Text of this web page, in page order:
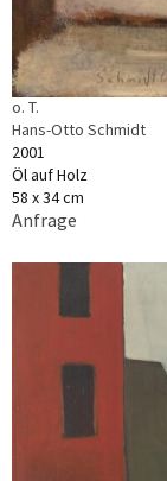
o. T.
Hans-Otto Schmidt
2001
Öl auf Holz
58 x 34 cm
Anfrage